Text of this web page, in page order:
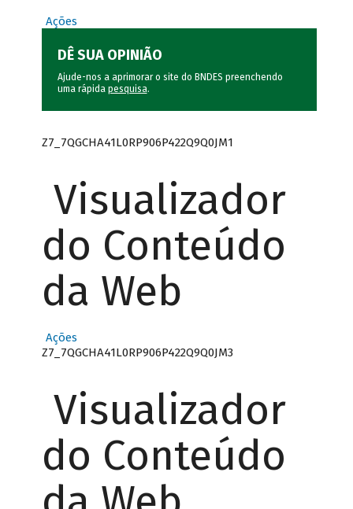
Ações
DÊ SUA OPINIÃO
Ajude-nos a aprimorar o site do BNDES preenchendo
uma rápida pesquisa.
Z7_7QGCHA41L0RP906P422Q9Q0JM1
Visualizador
do Conteúdo
da Web
Ações
Z7_7QGCHA41L0RP906P422Q9Q0JM3
Visualizador
do Conteúdo